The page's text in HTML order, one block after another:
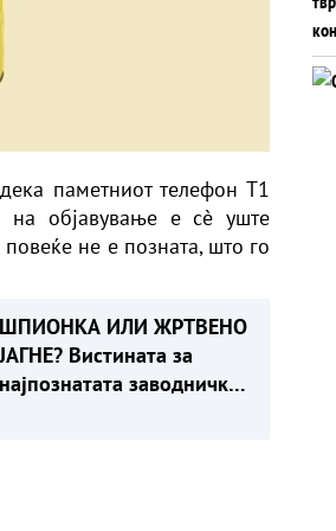
паметниот телефон T1
на објавување е сè уште
не е позната, што го
ШПИОНКА ИЛИ ЖРТВЕНО
ЈАГНЕ? Вистината за
најпознатата заводничка